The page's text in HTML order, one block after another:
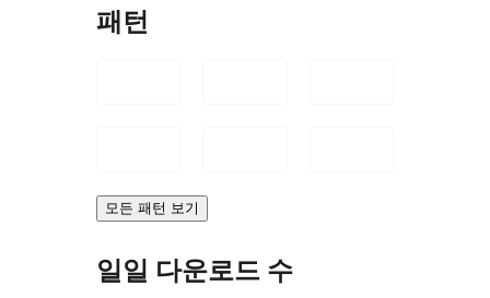
패턴
모든 패턴 보기
일일 다운로드 수